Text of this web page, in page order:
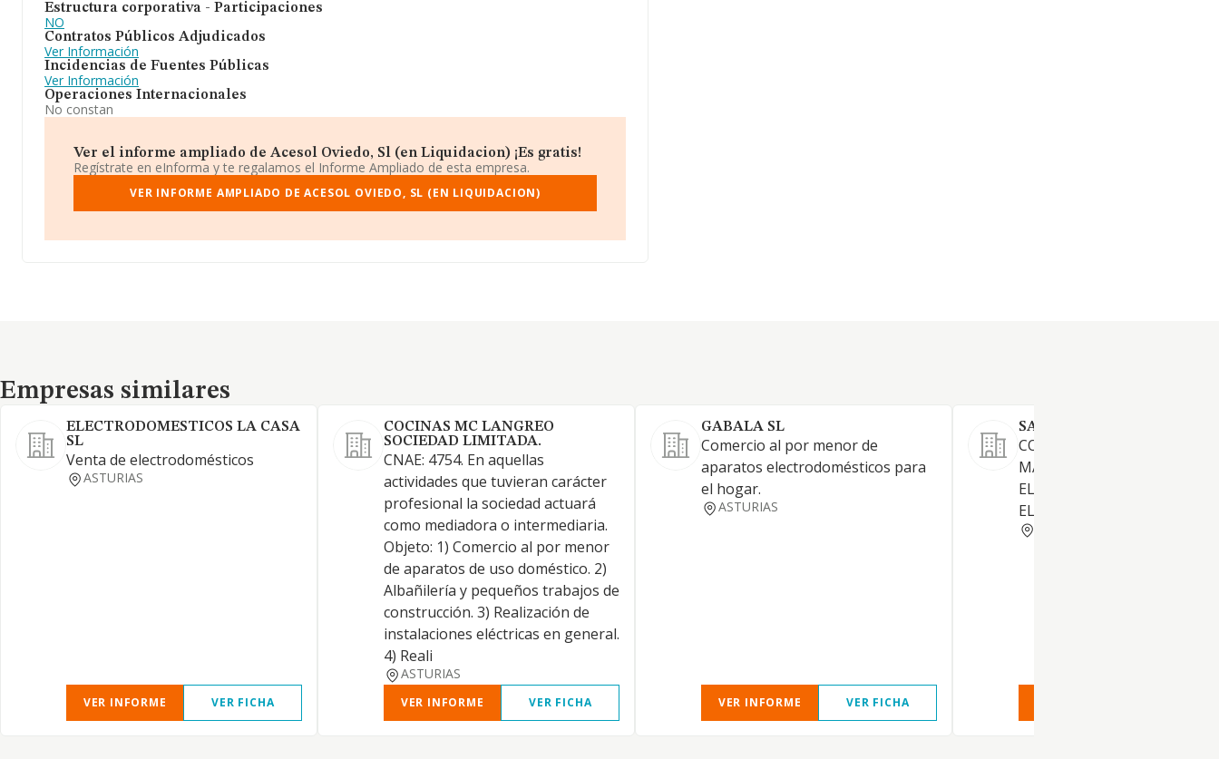
Estructura corporativa - Participaciones
NO
Contratos Públicos Adjudicados
Ver Información
Incidencias de Fuentes Públicas
Ver Información
Operaciones Internacionales
No constan
Ver el informe ampliado de Acesol Oviedo, Sl (en Liquidacion) ¡Es gratis!
Regístrate en eInforma y te regalamos el Informe Ampliado de esta empresa.
VER INFORME AMPLIADO DE ACESOL OVIEDO, SL (EN LIQUIDACION)
Empresas similares
Empresas similares
ELECTRODOMESTICOS LA CASA
SL
Venta de electrodomésticos
ASTURIAS
VER INFORME VER FICHA
COCINAS MC LANGREO
SOCIEDAD LIMITADA.
CNAE: 4754. En aquellas
actividades que tuvieran carácter
profesional la sociedad actuará
como mediadora o intermediaria.
Objeto: 1) Comercio al por menor
de aparatos de uso doméstico. 2)
Albañilería y pequeños trabajos de
construcción. 3) Realización de
instalaciones eléctricas en general.
4) Reali
ASTURIAS
VER INFORME VER FICHA
GABALA SL
Comercio al por menor de
aparatos electrodomésticos para
el hogar.
ASTURIAS
VER INFORME VER FICHA
SAT ALLONCA S.L.
COMERCIO AL POR MENOR
MATERIAL Y APARATOS
ELECTRONICOS,
ELECTRODOMESTICOS.